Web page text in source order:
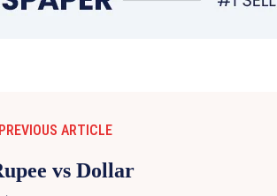
PREVIOUS ARTICLE